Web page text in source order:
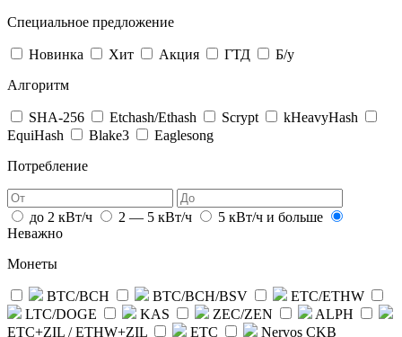
Специальное предложение
Новинка Хит Акция ГТД
Б/у
Алгоритм
SHA-256 Etchash/Ethash Scrypt
kHeavyHash
EquiHash
Blake3
Eaglesong
Потребление
до 2 кВт/ч 2 — 5 кВт/ч
5 кВт/ч и больше
Неважно
Монеты
BTC/BCH BTC/BCH/BSV
ETC/ETHW
LTC/DOGE
KAS ZEC/ZEN
ALPH
ETC+ZIL / ETHW+ZIL
ETC Nervos CKB